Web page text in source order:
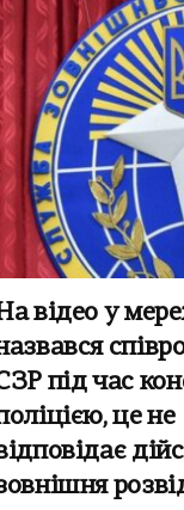
відео у
під час
це не